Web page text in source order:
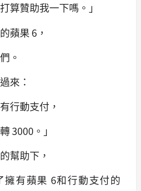
算贊助我一下嗎。‌‌」
蘋果 6，
。
來：‌‌
行動支付，
3000。‌‌」
幫助下，
擁有蘋果 6和行動支付的